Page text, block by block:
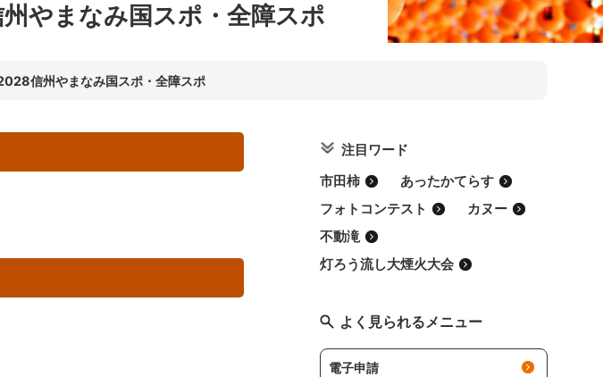
やまなみ国スポ・全障スポ
信州やまなみ国スポ・全障スポ
注目ワード
市田柿
あったかてらす
フォトコンテスト
カヌー
不動滝
灯ろう流し大煙火大会
よく見られるメニュー
電子申請